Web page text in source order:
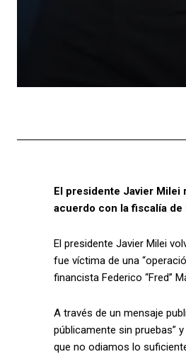
El presidente Javier Milei
acuerdo con la fiscalía de
El presidente Javier Milei
fue víctima de una
financista Federico “Fred”
A través de un mensaje
públicamente sin pruebas”
que no odiamos lo